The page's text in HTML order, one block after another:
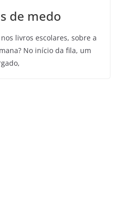
de medo
livros escolares, sobre a
No início da fila, um